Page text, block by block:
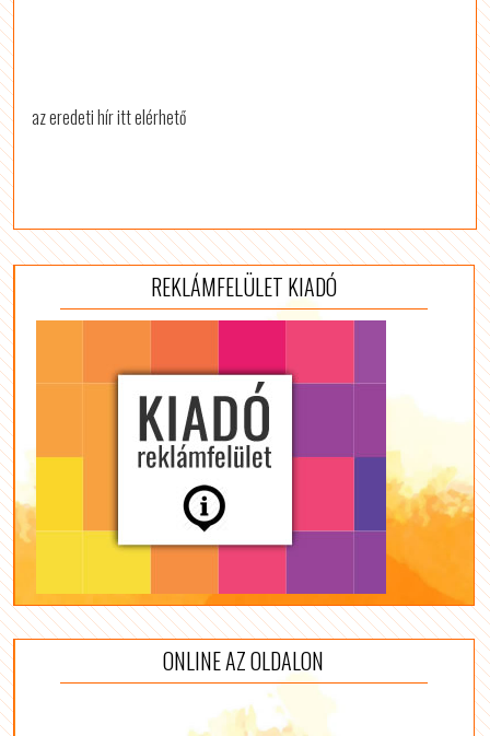
az eredeti hír itt elérhető
REKLÁMFELÜLET KIADÓ
ONLINE AZ OLDALON